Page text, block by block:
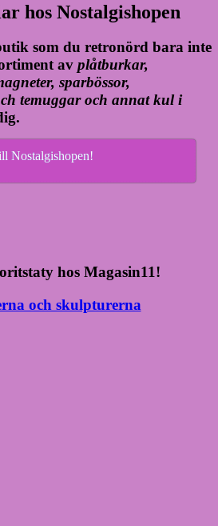
hos Nostalgishopen
som du retronörd bara inte
av plåtburkar,
sparbössor,
temuggar och annat kul i
Nostalgishopen!
hos Magasin11!
och skulpturerna